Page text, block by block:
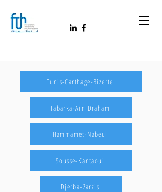
Tunis-Carthage-Bizerte
Tabarka-Ain Draham
Hammamet-Nabeul
Sousse-Kantaoui
Djerba-Zarzis